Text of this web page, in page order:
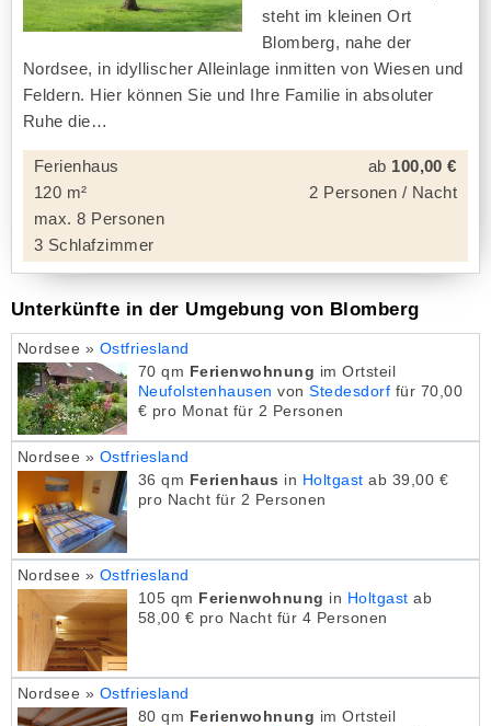
steht im kleinen Ort
Blomberg, nahe der
Nordsee, in idyllischer Alleinlage inmitten von Wiesen und
Feldern. Hier können Sie und Ihre Familie in absoluter
Ruhe die
Ferienhaus
120 m²
max. 8 Personen
3 Schlafzimmer
ab 100,00 €
2 Personen / Nacht
Unterkünfte in der Umgebung von Blomberg
Nordsee » Ostfriesland
70 qm Ferienwohnung im Ortsteil
Neufolstenhausen vonStedesdorf für 70,00
€ pro Monat für 2 Personen
Nordsee » Ostfriesland
36 qm Ferienhaus in Holtgast ab 39,00 €
pro Nacht für 2 Personen
Nordsee » Ostfriesland
105 qm Ferienwohnung in Holtgast ab
58,00 € pro Nacht für 4 Personen
Nordsee » Ostfriesland
80 qm Ferienwohnung im Ortsteil